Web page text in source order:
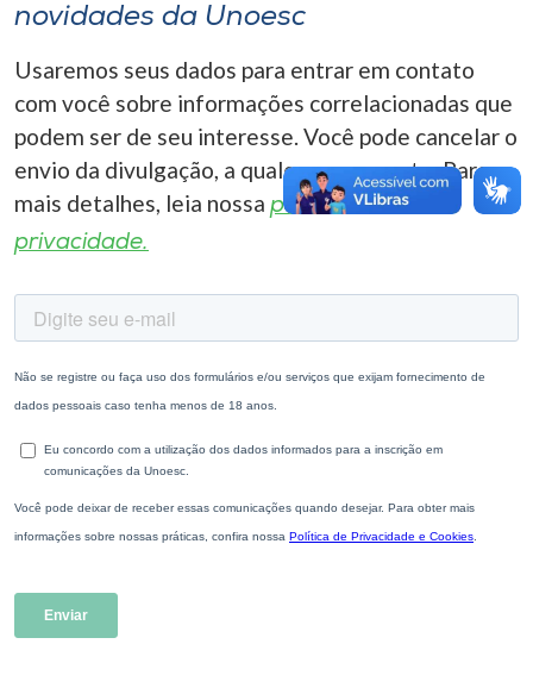
A-
novidades da Unoesc
Usaremos seus dados para entrar em contato
com você sobre informações correlacionadas que
podem ser de seu interesse. Você pode cancelar o
envio da divulgação, a qualquer momento. Para
mais detalhes, leia nossa política de
privacidade.